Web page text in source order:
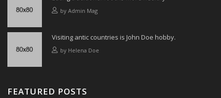
by Admin Mag
Visiting antic countries is John Doe hobby.
by Helena Doe
FEATURED POSTS